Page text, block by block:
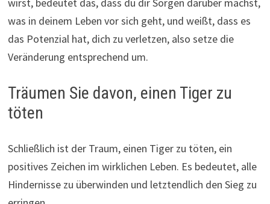
wirst, bedeutet das, dass du dir Sorgen darüber machst,
was in deinem Leben vor sich geht, und weißt, dass es
das Potenzial hat, dich zu verletzen, also setze die
Veränderung entsprechend um.
Träumen Sie davon, einen Tiger zu
töten
Schließlich ist der Traum, einen Tiger zu töten, ein
positives Zeichen im wirklichen Leben. Es bedeutet, alle
Hindernisse zu überwinden und letztendlich den Sieg zu